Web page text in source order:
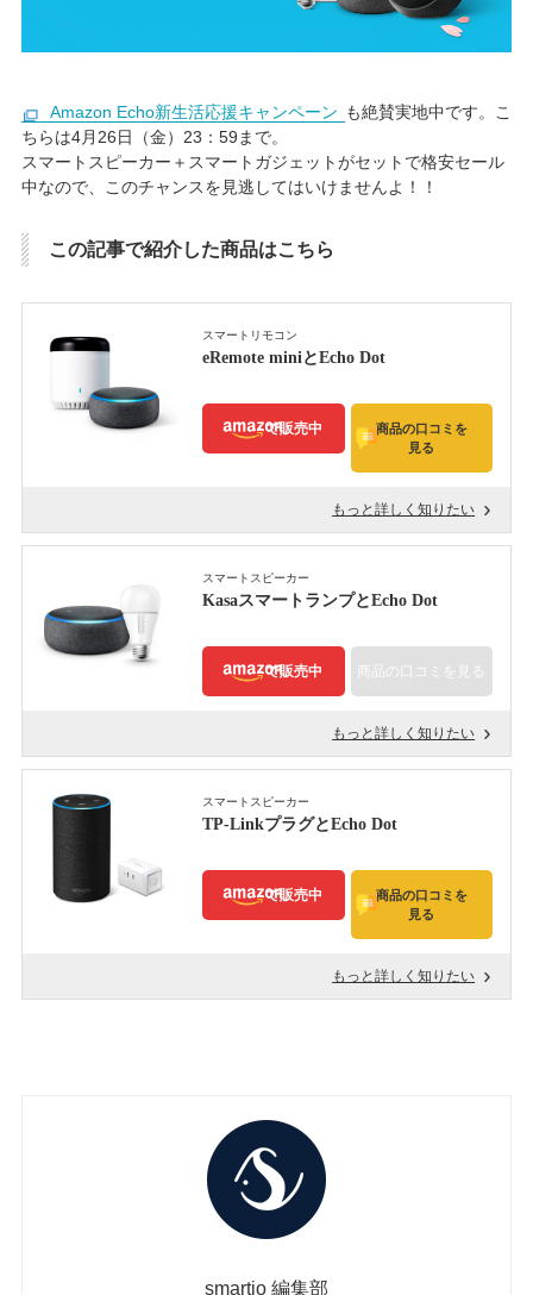
Amazon Echo新生活応援キャンペーン も絶賛実地中です。こ
ちらは4月26日（金）23：59まで。
スマートスピーカー＋スマートガジェットがセットで格安セール
中なので、このチャンスを見逃してはいけませんよ！！
この記事で紹介した商品はこちら
スマートリモコン
eRemote miniとEcho Dot
で販売中
商品の口コミを
見る
もっと詳しく知りたい
スマートスピーカー
KasaスマートランプとEcho Dot
で販売中 商品の口コミを見る
もっと詳しく知りたい
スマートスピーカー
TP-LinkプラグとEcho Dot
で販売中
商品の口コミを
見る
もっと詳しく知りたい
smartio 編集部